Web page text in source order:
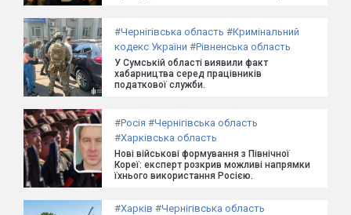
#Чернігівська область #Кримінальний
кодекс України #Рівненська область
У Сумській області виявили факт
хабарництва серед працівників
податкової служби.
#Росія #Чернігівська область
#Харківська область
Нові військові формування з Північної
Кореї: експерт розкрив можливі напрямки
їхнього використання Росією.
#Харків #Чернігівська область